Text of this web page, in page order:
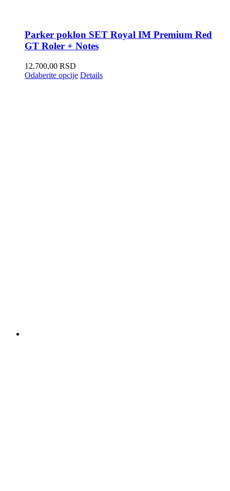
Parker poklon SET Royal IM Premium Red
GT Roler + Notes
12.700,00 RSD
Odaberite opcije Details